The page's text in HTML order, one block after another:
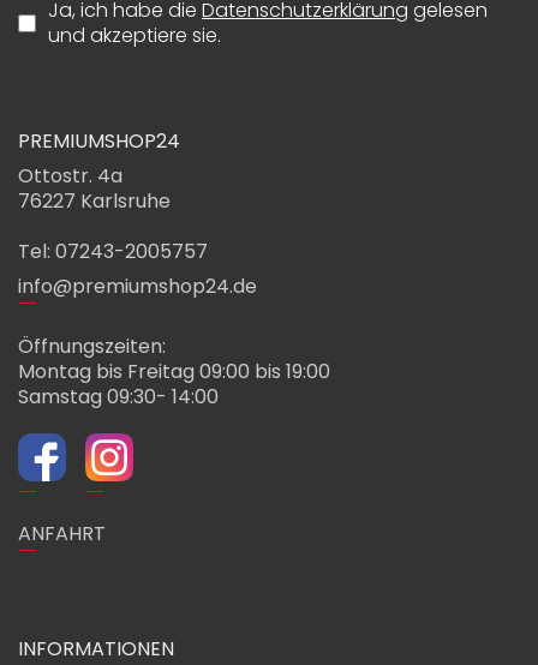
Ja, ich habe die Datenschutzerklärung gelesen
und akzeptiere sie.
PREMIUMSHOP24
Ottostr. 4a
76227 Karlsruhe
Tel: 07243-2005757
info@premiumshop24.de
Öffnungszeiten:
Montag bis Freitag 09:00 bis 19:00
Samstag 09:30- 14:00
ANFAHRT
INFORMATIONEN